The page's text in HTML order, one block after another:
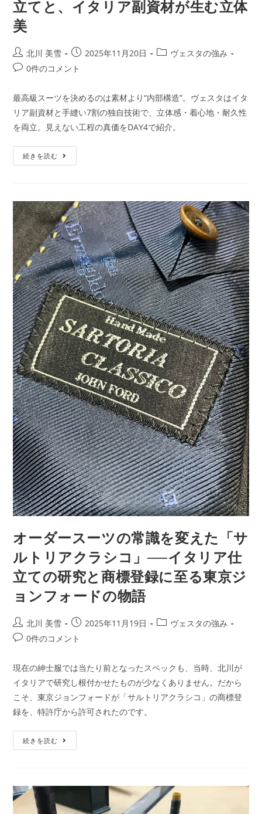
立てと、イタリア副資材が生む立体
美
北川 美雪 2025年11月20日
ヴェスタの強み
0件のコメント
最高級スーツを決めるのは素材より“内部構造”。ヴェスタはイタ
リア副資材と手縫い7割の独自技術で、立体感・着心地・耐久性
を両立。見えない工程の真価をDAY4で紹介。
続きを読む
オーダースーツの常識を変えた「サ
ルトリアクラシコ」──イタリア仕
立ての研究と商標登録に至る東京ジ
ョンフォードの物語
北川 美雪 2025年11月19日
ヴェスタの強み
0件のコメント
現在の紳士服では当たり前となったスペックも、当時、北川が
イタリアで研究し根付かせたものが少なくありません。だから
こそ、東京ジョンフォードが「サルトリアクラシコ」の商標登
録を、特許庁から許可されたのです。
続きを読む